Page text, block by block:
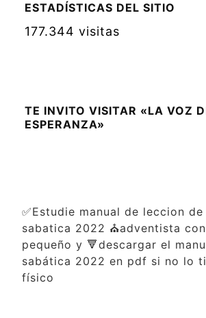
ESTADÍSTICAS DEL SITIO
177.344 visitas
TE INVITO VISITAR «LA VOZ
ESPERANZA»
✅Estudie manual de leccion de
sabatica 2022 ⛪adventista
pequeño y 🔻descargar el
sabática 2022 en pdf si no lo
físico